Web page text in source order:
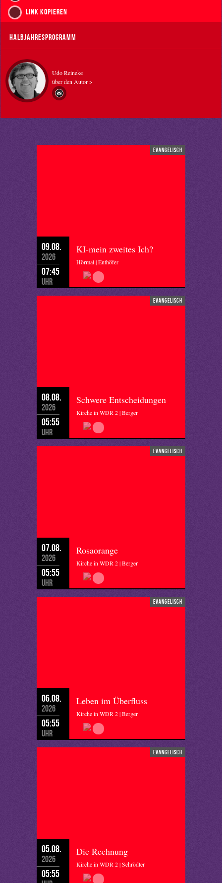
Link kopieren
Halbjahresprogramm
Udo Reineke
über den Autor >
evangelisch
09.08.
2026
07:45
Uhr
KI-mein zweites Ich?
Hörmal | Enthöfer
evangelisch
08.08.
2026
05:55
Uhr
Schwere Entscheidungen
Kirche in WDR 2 | Berger
evangelisch
07.08.
2026
05:55
Uhr
Rosaorange
Kirche in WDR 2 | Berger
evangelisch
06.08.
2026
05:55
Uhr
Leben im Überfluss
Kirche in WDR 2 | Berger
evangelisch
05.08.
2026
05:55
Die Rechnung
Kirche in WDR 2 | Schrödter